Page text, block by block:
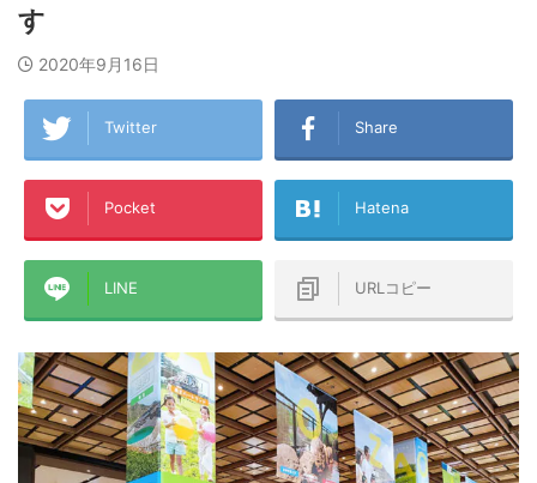
す
2020年9月16日
Twitter Share
Pocket Hatena
LINE URLコピー